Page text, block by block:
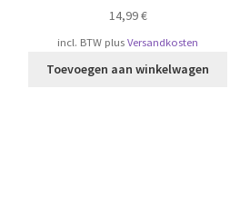
14,99€
incl. BTW plusVersandkosten
Toevoegen aan winkelwagen